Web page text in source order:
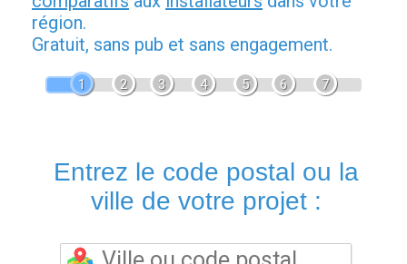
région.
Gratuit, sans pub et sans engagement.
1 2 3 4 5 6 7
Entrez le code postal ou la
ville de votre projet :